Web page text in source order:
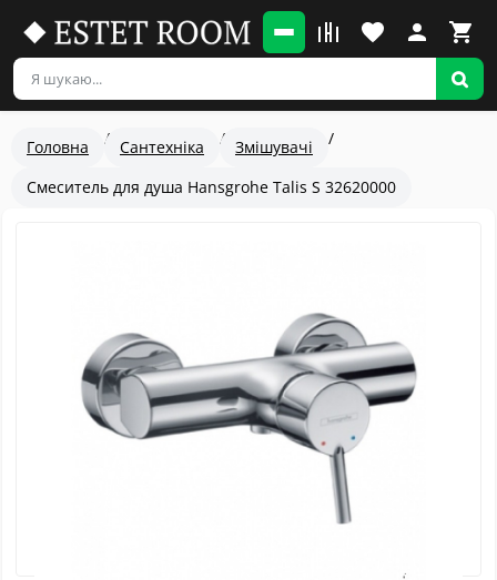
Головна Сантехніка
Змішувачі
Смеситель для душа Hansgrohe Talis S 32620000